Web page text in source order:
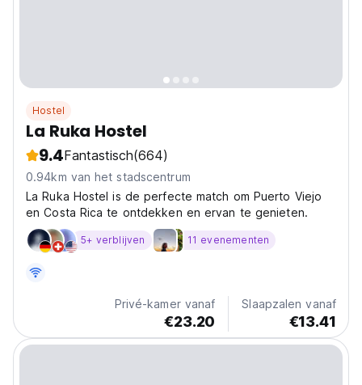
Hostel
La Ruka Hostel
9.4Fantastisch(664)
0.94km van het stadscentrum
La Ruka Hostel is de perfecte match om Puerto Viejo
en Costa Rica te ontdekken en ervan te genieten.
5+ verblijven 11 evenementen
Privé-kamer vanaf
€23.20
Slaapzalen vanaf
€13.41